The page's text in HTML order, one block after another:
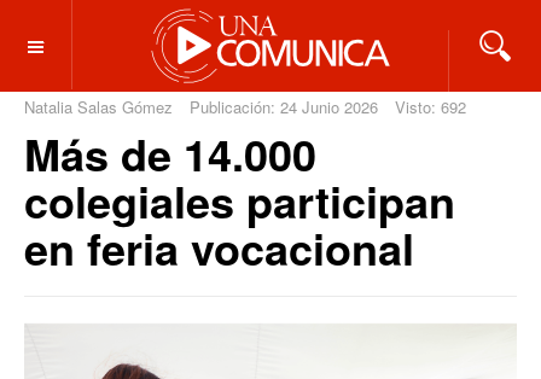
OFF CANVAS
Natalia Salas Gómez Publicación: 24 Junio 2026 Visto: 692
Más de 14.000
colegiales participan
en feria vocacional